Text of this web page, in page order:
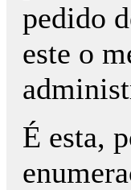
pedido
este o
É esta,